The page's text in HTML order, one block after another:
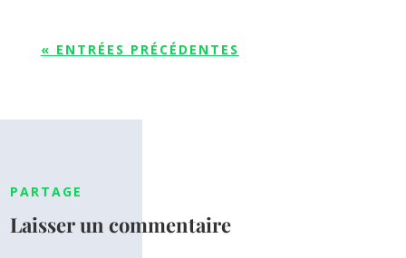
« ENTRÉES PRÉCÉDENTES
PARTAGE
Laisser un commentaire